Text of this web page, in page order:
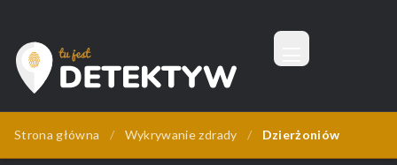
Tu Jest Detektyw
Menu
Strona główna / Wykrywanie zdrady / Dzierżoniów